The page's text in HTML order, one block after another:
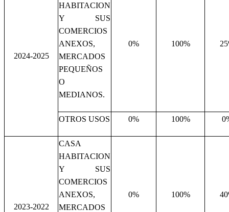
2024-2025
HABITACION
Y SUS
COMERCIOS
ANEXOS,
MERCADOS
PEQUEÑOS
O
MEDIANOS.
0% 100%
OTROS USOS 0% 100%
2023-2022
CASA
HABITACION
Y SUS
COMERCIOS
ANEXOS,
MERCADOS
0% 100%